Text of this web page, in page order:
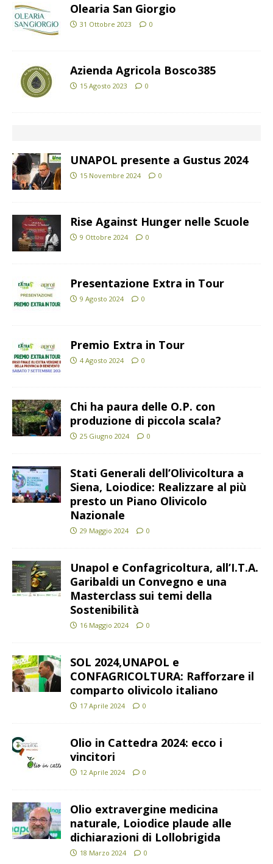
Olearia San Giorgio
31 Ottobre 2023 0
Azienda Agricola Bosco385
15 Agosto 2023 0
UNAPOL presente a Gustus 2024
15 Novembre 2024 0
Rise Against Hunger nelle Scuole
9 Ottobre 2024 0
Presentazione Extra in Tour
9 Agosto 2024 0
Premio Extra in Tour
4 Agosto 2024 0
Chi ha paura delle O.P. con
produzione di piccola scala?
25 Giugno 2024 0
Stati Generali dell’Olivicoltura a
Siena, Loiodice: Realizzare al più
presto un Piano Olivicolo
Nazionale
29 Maggio 2024 0
Unapol e Confagricoltura, all’I.T.A.
Garibaldi un Convegno e una
Masterclass sui temi della
Sostenibilità
16 Maggio 2024 0
SOL 2024,UNAPOL e
CONFAGRICOLTURA: Rafforzare il
comparto olivicolo italiano
17 Aprile 2024 0
Olio in Cattedra 2024: ecco i
vincitori
12 Aprile 2024 0
Olio extravergine medicina
naturale, Loiodice plaude alle
dichiarazioni di Lollobrigida
18 Marzo 2024 0